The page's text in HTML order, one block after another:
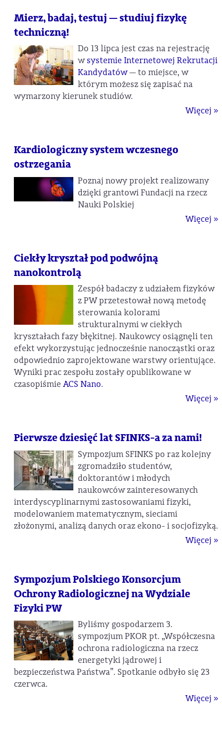
Mierz, badaj, testuj — studiuj fizykę
techniczną!
Do 13 lipca jest czas na rejestrację
wsystemie Internetowej Rekrutacji
Kandydatów— to miejsce, w
którym możesz się zapisać na
wymarzony kierunek studiów.
Więcej »
Kardiologiczny system wczesnego
ostrzegania
Poznaj nowy projekt realizowany
dzięki grantowi Fundacji na rzecz
Nauki Polskiej
Więcej »
Ciekły kryształ pod podwójną
nanokontrolą
Zespół badaczy z udziałem fizyków
z PW przetestował nową metodę
sterowania kolorami
strukturalnymi w ciekłych
kryształach fazy błękitnej. Naukowcy osiągnęli ten
efekt wykorzystując jednocześnie nanocząstki oraz
odpowiednio zaprojektowane warstwy orientujące.
Wyniki prac zespołu zostały opublikowane w
czasopiśmie ACS Nano.
Więcej »
Pierwsze dziesięć lat SFINKS-a za nami!
Sympozjum SFINKS po raz kolejny
zgromadziło studentów,
doktorantów i młodych
naukowców zainteresowanych
interdyscyplinarnymi zastosowaniami fizyki,
modelowaniem matematycznym, sieciami
złożonymi, analizą danych oraz ekono- i socjofizyką.
Więcej »
Sympozjum Polskiego Konsorcjum
Ochrony Radiologicznej na Wydziale
Fizyki PW
Byliśmy gospodarzem 3.
sympozjum PKOR pt. „Współczesna
ochrona radiologiczna na rzecz
energetyki jądrowej i
bezpieczeństwa Państwa”. Spotkanie odbyło się 23
czerwca.
Więcej »